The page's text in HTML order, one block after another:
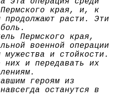
края, и, к
продолжают расти. Эти
Пермского края,
военной операции
и стойкости.
них и передавать их
героям из
останутся в